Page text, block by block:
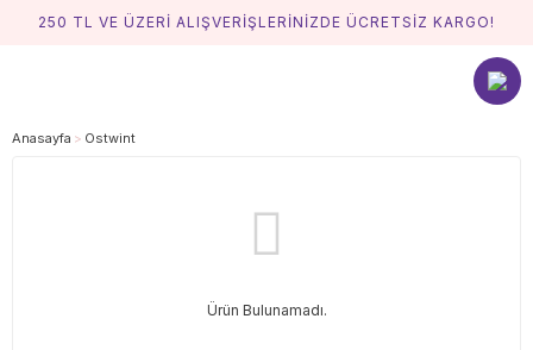
250 TL VE ÜZERİ ALIŞVERİŞLERİNİZDE ÜCRETSİZ KARGO!
Anasayfa Ostwint
Ürün Bulunamadı.